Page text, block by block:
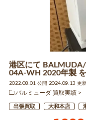
港区にて
04A-WH 2020年製
2022.08.01 公開 2024.09.13 更
バルミューダ 買取実績
出張買取 大和本店